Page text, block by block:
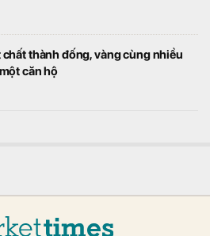
nhất thế giới năm 2025. Đảo ngọc cũng lần
trao danh hiệu “Điểm đến biển đảo thiên